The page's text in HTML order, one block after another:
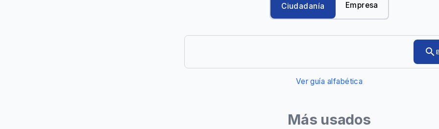
Ciudadanía
Empresa
servicio
encontrar
search
Ver guía alfabética
Más usados